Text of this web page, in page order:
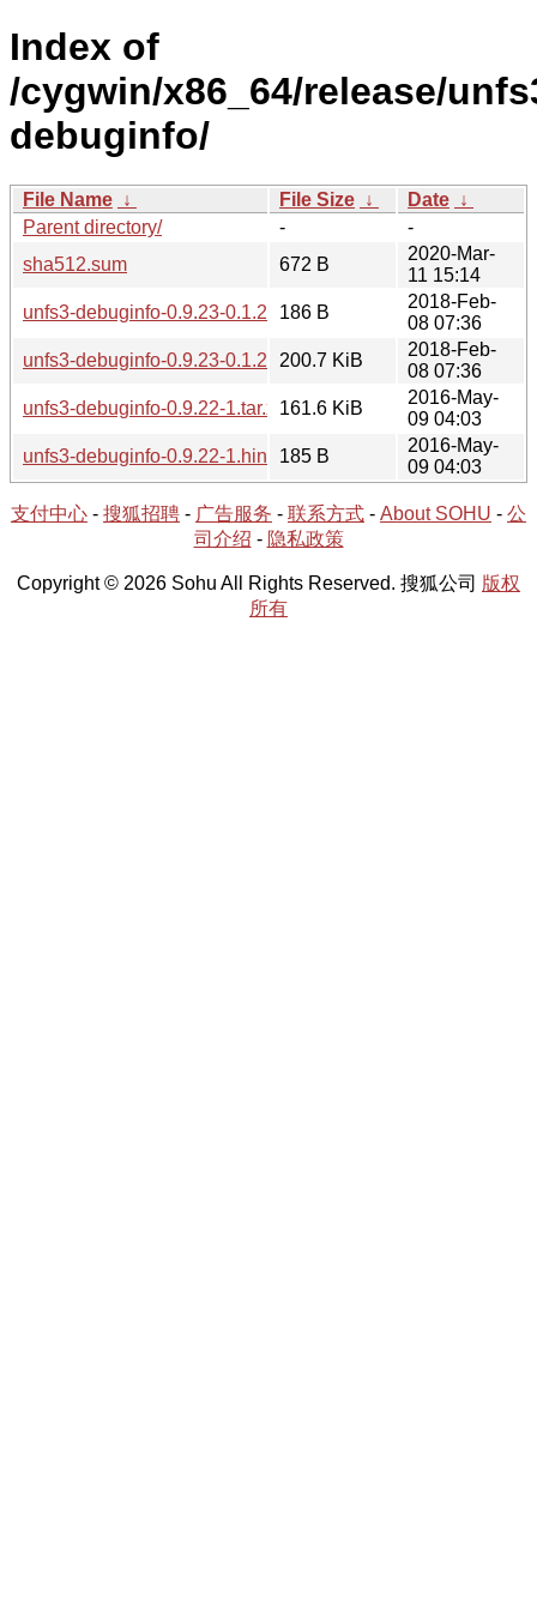
Index of
/cygwin/x86_64/release/
debuginfo/
File Name ↓ File Size ↓ Date ↓
Parent directory/
-
-
sha512.sum
672 B
2020-Mar-
11 15:14
unfs3-debuginfo-0.9.23-0.1.20151008git.hint
186 B
2018-Feb-
08 07:36
unfs3-debuginfo-0.9.23-0.1.20151008git.tar.xz
200.7 KiB
2018-Feb-
08 07:36
unfs3-debuginfo-0.9.22-1.tar.xz161.6 KiB
2016-May-
09 04:03
unfs3-debuginfo-0.9.22-1.hint
185 B
2016-May-
09 04:03
支付中心 - 搜狐招聘 - 广告服务 - 联系方式 - About SOHU - 公
司介绍 - 隐私政策
Copyright © 2026 Sohu All Rights Reserved. 搜狐公司 版权
所有